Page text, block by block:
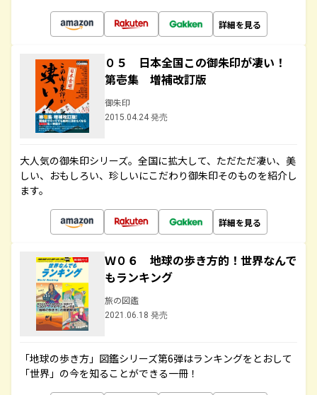
詳細を見る
０５ 日本全国この御朱印が凄い！
第壱集 増補改訂版
御朱印
2015.04.24 発売
大人気の御朱印シリーズ。全国に拡大して、ただただ凄い、美
しい、おもしろい、珍しいにこだわり御朱印そのものを紹介し
ます。
詳細を見る
Ｗ０６ 地球の歩き方的！世界なんで
もランキング
旅の図鑑
2021.06.18 発売
「地球の歩き方」図鑑シリーズ第6弾はランキングをとおして
「世界」の今を知ることができる一冊！